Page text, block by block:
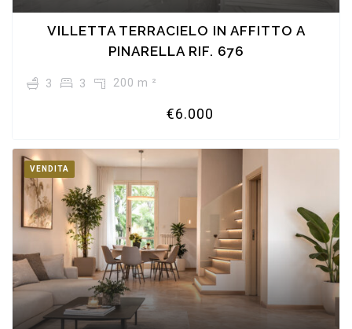
VILLETTA TERRACIELO IN AFFITTO A
PINARELLA RIF. 676
3 3 200 m ²
€6.000
VENDITA